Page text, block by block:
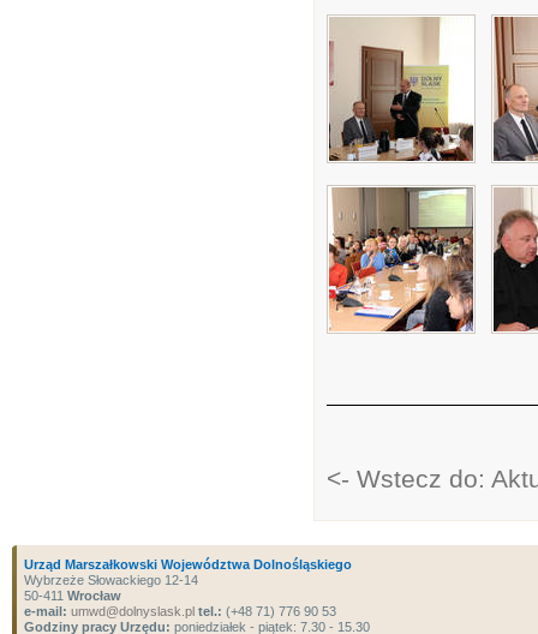
<- Wstecz do:
Urząd Marszałkowski Województwa Dolnośląskiego
Wybrzeże Słowackiego 12-14
50-411 Wrocław
e-mail: umwd@dolnyslask.pl tel.: (+48 71) 776 90 53
Godziny pracy Urzędu: poniedziałek - piątek: 7.30 - 15.30